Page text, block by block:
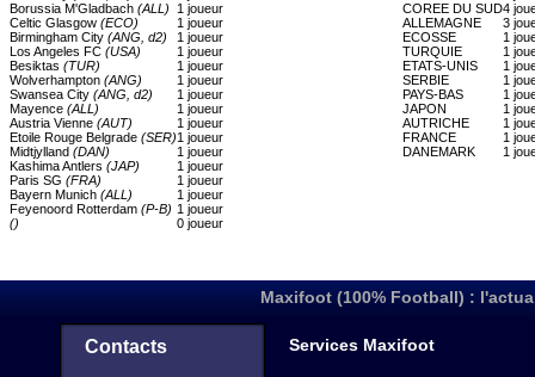
Borussia M'Gladbach (ALL)
1 joueur
Celtic Glasgow (ECO)
1 joueur
Birmingham City (ANG, d2)
1 joueur
Los Angeles FC (USA)
1 joueur
Besiktas (TUR)
1 joueur
Wolverhampton (ANG)
1 joueur
Swansea City (ANG, d2)
1 joueur
Mayence (ALL)
1 joueur
Austria Vienne (AUT)
1 joueur
Etoile Rouge Belgrade (SER)1 joueur
Midtjylland (DAN)
1 joueur
Kashima Antlers (JAP)
1 joueur
Paris SG (FRA)
1 joueur
Bayern Munich (ALL)
1 joueur
Feyenoord Rotterdam (P-B) 1 joueur
()
0 joueur
COREE DU SUD4
ALLEMAGNE
3
ECOSSE
1
TURQUIE
1
ETATS-UNIS
1
SERBIE
1
PAYS-BAS
1
JAPON
1
AUTRICHE
1
FRANCE
1
DANEMARK
1
Maxifoot (100% Football) :
Contacts Services Maxifoot